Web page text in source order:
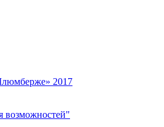
2017
возможностей"